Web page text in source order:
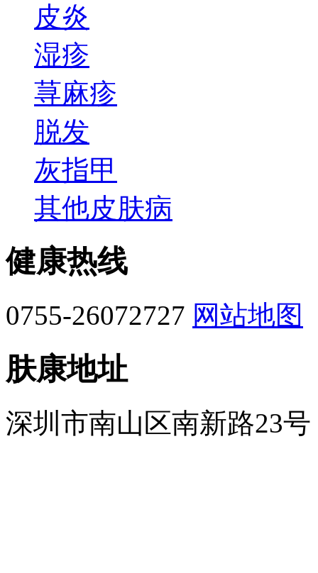
皮炎
湿疹
荨麻疹
脱发
灰指甲
其他皮肤病
健康热线
0755-26072727 网站地图
肤康地址
深圳市南山区南新路23